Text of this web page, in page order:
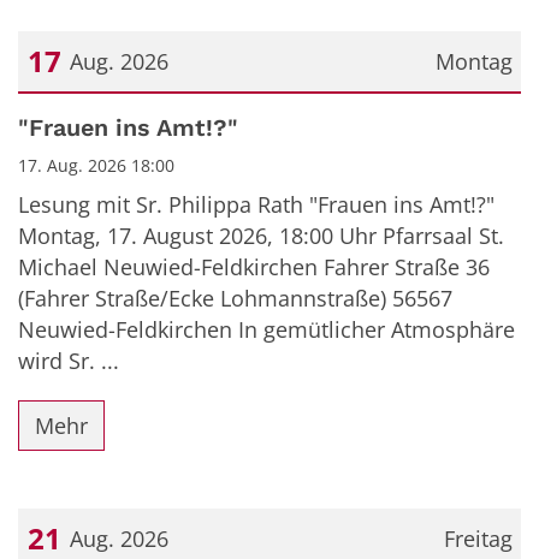
Montag
17 Aug. 2026
Datum: 17. August 2026
"Frauen ins Amt!?"
17. Aug. 2026 18:00
Lesung mit Sr. Philippa Rath "Frauen ins Amt!?"
Montag, 17. August 2026, 18:00 Uhr Pfarrsaal St.
Michael Neuwied-Feldkirchen Fahrer Straße 36
(Fahrer Straße/Ecke Lohmannstraße) 56567
Neuwied-Feldkirchen In gemütlicher Atmosphäre
wird Sr. ...
Mehr
Freitag
21 Aug. 2026